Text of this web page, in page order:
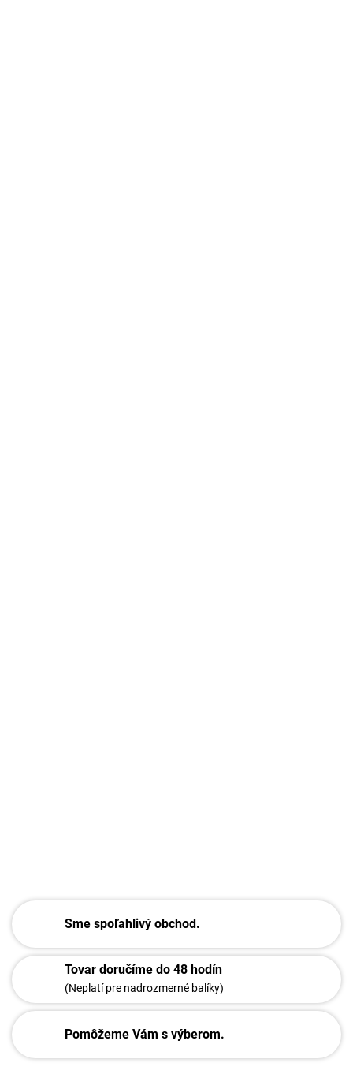
Sme spoľahlivý obchod.
Tovar doručíme do 48 hodín
(Neplatí pre nadrozmerné balíky)
Pomôžeme Vám s výberom.